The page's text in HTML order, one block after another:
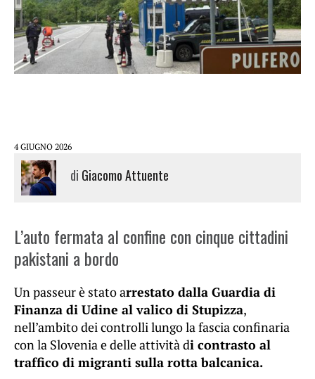
4 GIUGNO 2026
di Giacomo Attuente
L’auto fermata al confine con cinque cittadini
pakistani a bordo
Un passeur è stato arrestato dalla Guardia di
Finanza di Udine al valico di Stupizza,
nell’ambito dei controlli lungo la fascia confinaria
con la Slovenia e delle attività di contrasto al
traffico di migranti sulla rotta balcanica.